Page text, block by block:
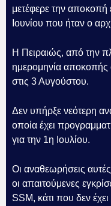
μετέφερε την αποκοπή
Ιουνίου που ήταν ο
Η Πειραιώς, από την
ημερομηνία αποκοπής
στις 3 Αυγούστου.
Δεν υπήρξε νεότερη
οποία έχει
για την 1η Ιουλίου.
Οι αναθεωρήσεις
οι απαιτούμενες
SSM, κάτι που δεν